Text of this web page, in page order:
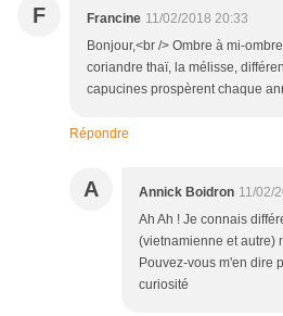
F Francine 11/02/2018 20:33
Bonjour,<br /> Ombre à mi-
coriandre thaï, la mélisse,
capucines prospèrent chaque
Répondre
A Annick Boidron 11/02/
Ah Ah ! Je connais
(vietnamienne et autre)
Pouvez-vous m'en dire
curiosité